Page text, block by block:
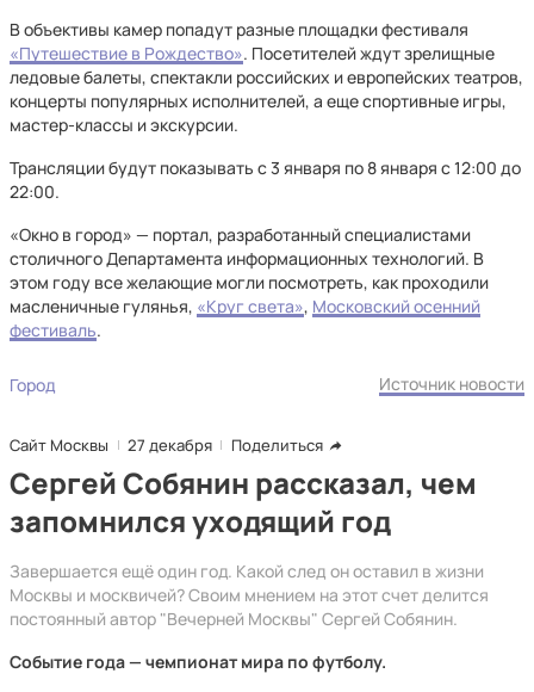
В объективы камер попадут разные площадки фестиваля
«Путешествие в Рождество». Посетителей ждут зрелищные
ледовые балеты, спектакли российских и европейских театров,
концерты популярных исполнителей, а еще спортивные игры,
мастер-классы и экскурсии.
Трансляции будут показывать с 3 января по 8 января с 12:00 до
22:00.
«Окно в город» — портал, разработанный специалистами
столичного Департамента информационных технологий. В
этом году все желающие могли посмотреть, как проходили
масленичные гулянья, «Круг света», Московский осенний
фестиваль.
Город Источник новости
Сайт Москвы 27 декабря Поделиться
Сергей Собянин рассказал, чем
запомнился уходящий год
Завершается ещё один год. Какой след он оставил в жизни
Москвы и москвичей? Своим мнением на этот счет делится
постоянный автор "Вечерней Москвы" Сергей Собянин.
Событие года — чемпионат мира по футболу.